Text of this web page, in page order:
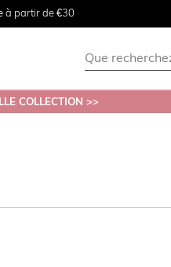
à partir de €30
38 au 54
magasin
COLLECTION >>